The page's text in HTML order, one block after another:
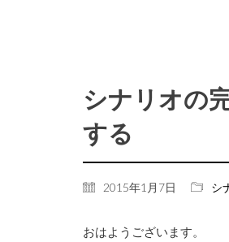
シナリオの
する
2015年1月7日 シ
おはようございます。